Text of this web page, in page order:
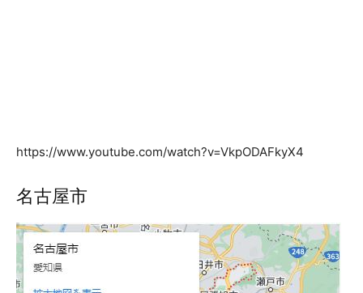
https://www.youtube.com/watch?v=VkpODAFkyX4
名古屋市